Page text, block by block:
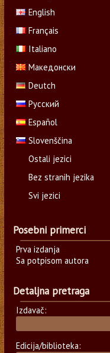
English
Français
Italiano
Македонски
Deutch
Русский
Español
Slovenščina
Ostali jezici
Bez stranih jezika
Svi jezici
Posebni primerci
Prva izdanja
Sa potpisom autora
Detaljna pretraga
Izdavač:
Edicija/biblioteka: